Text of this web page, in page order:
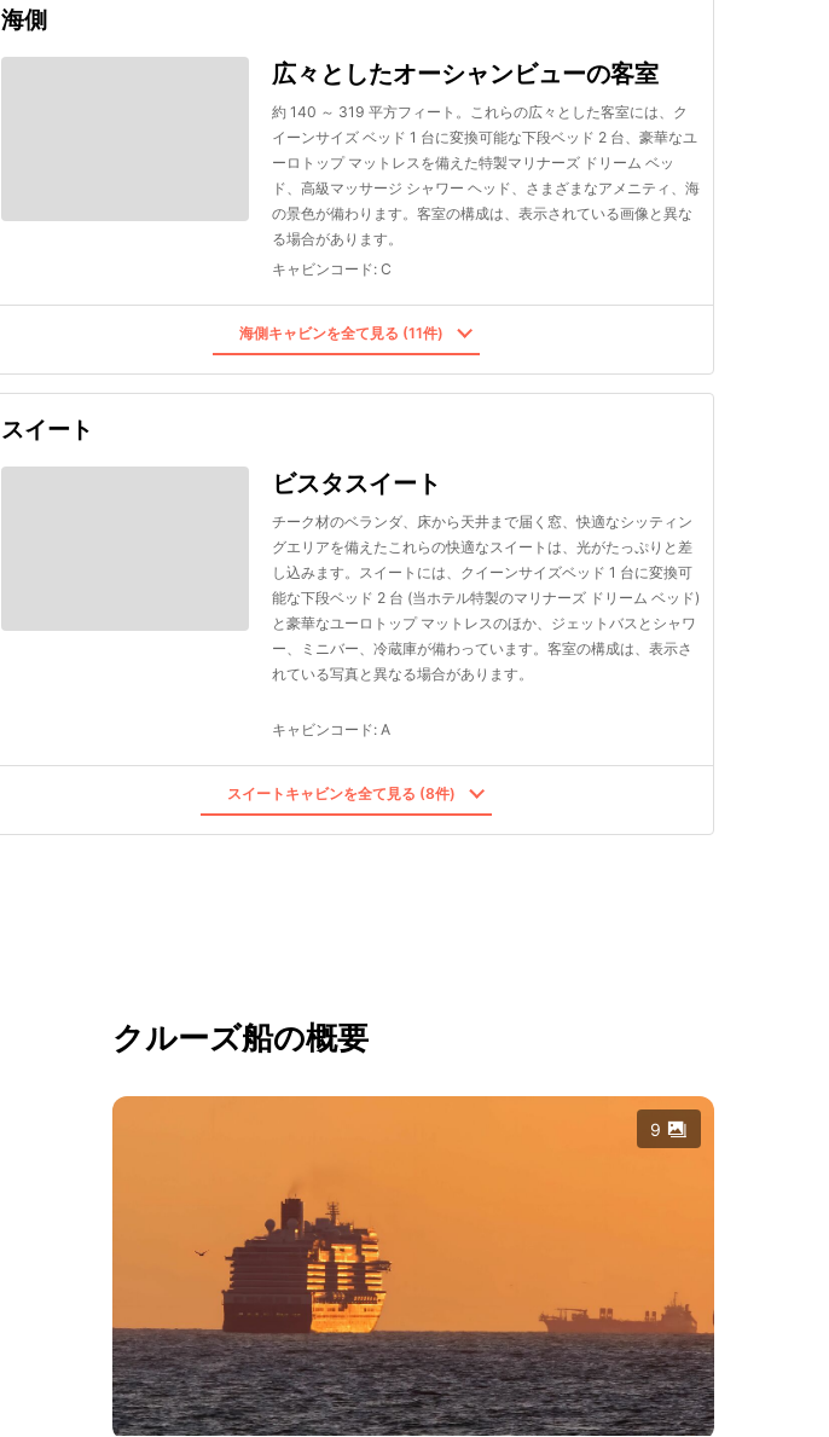
海側
広々としたオーシャンビューの客室
約 140 ～ 319 平方フィート。これらの広々とした客室には、ク
イーンサイズ ベッド 1 台に変換可能な下段ベッド 2 台、豪華なユ
ーロトップ マットレスを備えた特製マリナーズ ドリーム ベッ
ド、高級マッサージ シャワー ヘッド、さまざまなアメニティ、海
の景色が備わります。客室の構成は、表示されている画像と異な
る場合があります。
キャビンコード: C
海側キャビンを全て見る (11件)
スイート
ビスタスイート
チーク材のベランダ、床から天井まで届く窓、快適なシッティン
グエリアを備えたこれらの快適なスイートは、光がたっぷりと差
し込みます。スイートには、クイーンサイズベッド 1 台に変換可
能な下段ベッド 2 台 (当ホテル特製のマリナーズ ドリーム ベッド)
と豪華なユーロトップ マットレスのほか、ジェットバスとシャワ
ー、ミニバー、冷蔵庫が備わっています。客室の構成は、表示さ
れている写真と異なる場合があります。
キャビンコード: A
スイートキャビンを全て見る (8件)
クルーズ船の概要
9